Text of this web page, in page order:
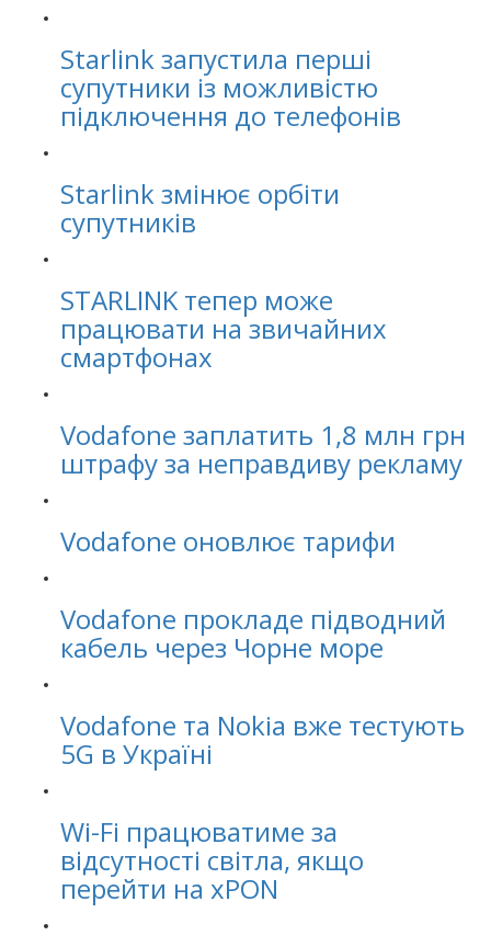
Starlink запустила перші
супутники із можливістю
підключення до телефонів
Starlink змінює орбіти
супутників
STARLINK тепер може
працювати на звичайних
смартфонах
Vodafone заплатить 1,8 млн грн
штрафу за неправдиву рекламу
Vodafone оновлює тарифи
Vodafone прокладе підводний
кабель через Чорне море
Vodafone та Nokia вже тестують
5G в Україні
Wi-Fi працюватиме за
відсутності світла, якщо
перейти на xPON